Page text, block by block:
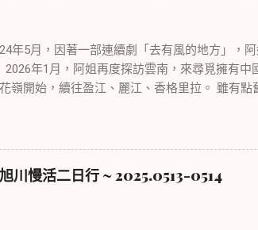
，因著一部連續劇「去有風的地方」，阿
年1月，阿姐再度探訪雲南，來尋覓擁有
嶺開始，續往盈江、麗江、香格里拉。 雖有點
川慢活二日行 ~ 2025.0513-0514